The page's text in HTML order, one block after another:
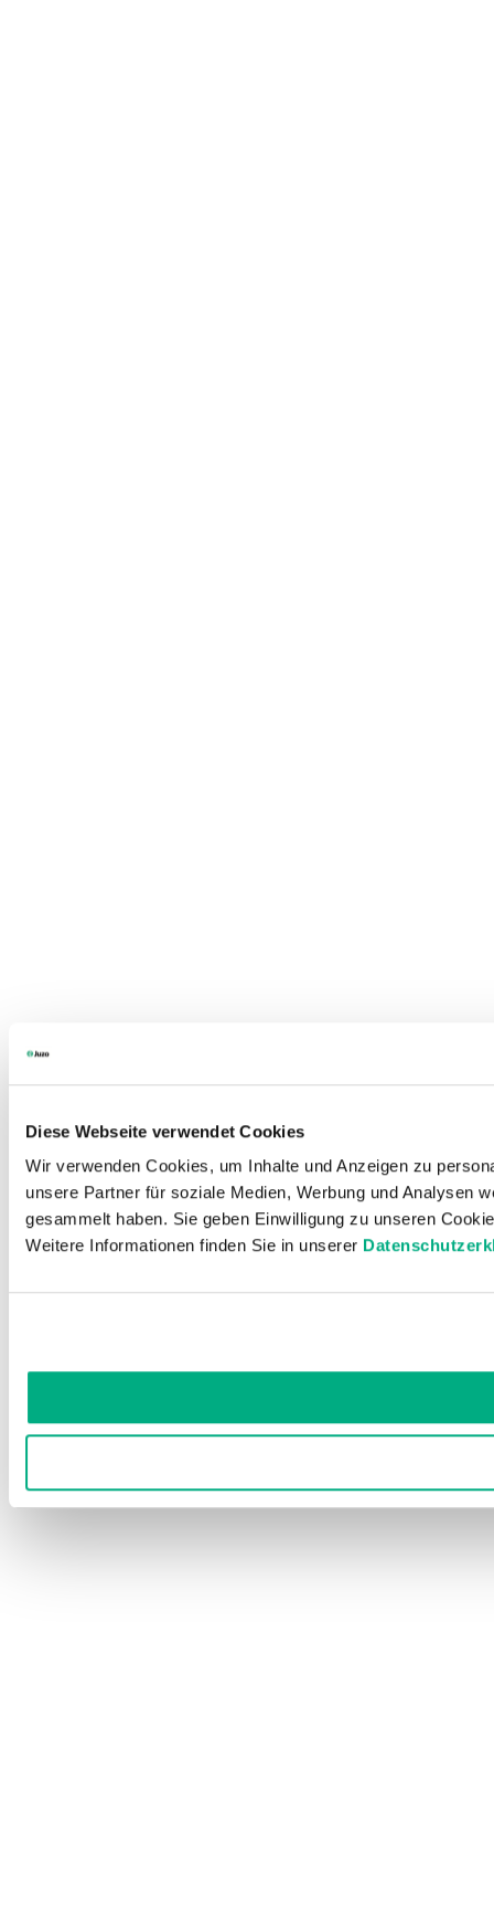
Diese Webseite verwendet Cookies
Wir verwenden Cookies, um Inhalte und Anzeigen zu
unsere Partner für soziale Medien, Werbung und Analysen
gesammelt haben. Sie geben Einwilligung zu unseren
Weitere Informationen finden Sie in unserer